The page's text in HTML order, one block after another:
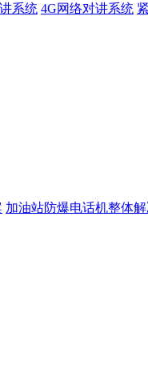
系统 4G网络对讲系统
加油站防爆电话机整体